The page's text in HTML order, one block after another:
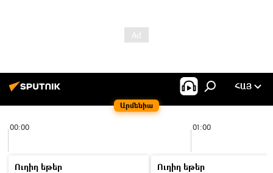
Արմենիա
ՀԱՅ
00:00 01:00
Ուղիղ եթեր
Ուղիղ եթեր